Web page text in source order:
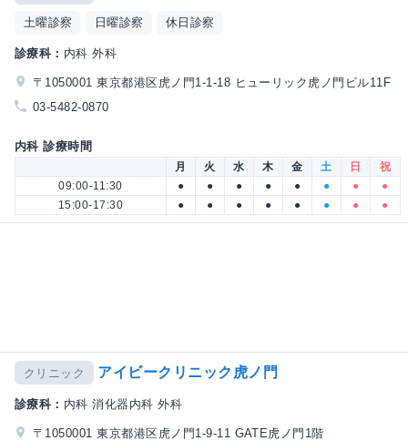
土曜診察 日曜診察 休日診察
診療科： 内科 外科
〒1050001 東京都港区虎ノ門1-1-18 ヒューリック虎ノ門ビル11F
03-5482-0870
内科 診療時間
月 火 水 木 金 土 日
祝
09:00-11:30
● ● ● ● ● ● ●
●
15:00-17:30
● ● ● ● ● ● ● ●
クリニック アイビークリニック虎ノ門
診療科： 内科 消化器内科 外科
〒1050001 東京都港区虎ノ門1-9-11 GATE虎ノ門1階